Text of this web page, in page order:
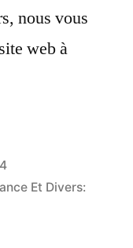
nous vous
web à
Et Divers: